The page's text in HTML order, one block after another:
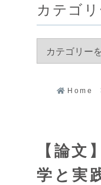
カテゴリ
Home
【論
学と実